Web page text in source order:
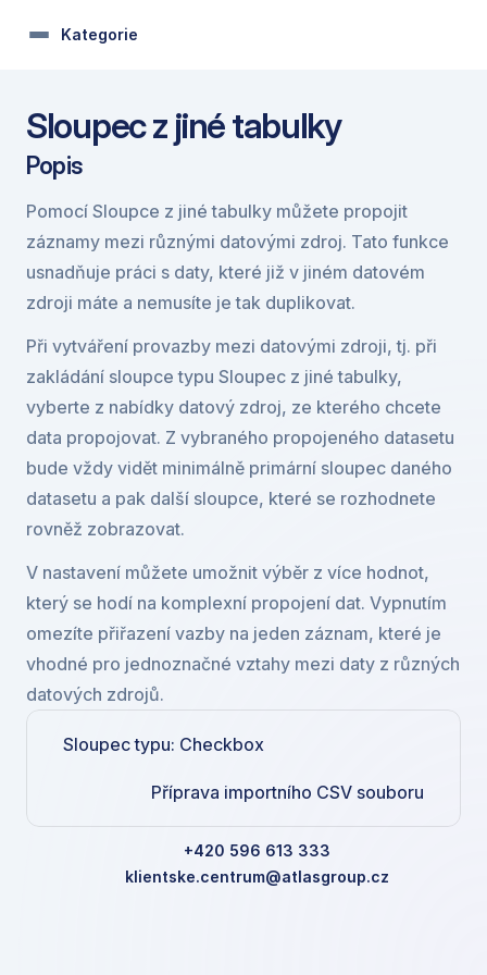
Kategorie
Sloupec z jiné tabulky
Popis
Pomocí Sloupce z jiné tabulky můžete propojit
záznamy mezi různými datovými zdroj. Tato funkce
usnadňuje práci s daty, které již v jiném datovém
zdroji máte a nemusíte je tak duplikovat.
Při vytváření provazby mezi datovými zdroji, tj. při
zakládání sloupce typu Sloupec z jiné tabulky,
vyberte z nabídky datový zdroj, ze kterého chcete
data propojovat. Z vybraného propojeného datasetu
bude vždy vidět minimálně primární sloupec daného
datasetu a pak další sloupce, které se rozhodnete
rovněž zobrazovat.
V nastavení můžete umožnit výběr z více hodnot,
který se hodí na komplexní propojení dat. Vypnutím
omezíte přiřazení vazby na jeden záznam, které je
vhodné pro jednoznačné vztahy mezi daty z různých
datových zdrojů.
Sloupec typu: Checkbox
Příprava importního CSV souboru
+420 596 613 333
klientske.centrum@atlasgroup.cz